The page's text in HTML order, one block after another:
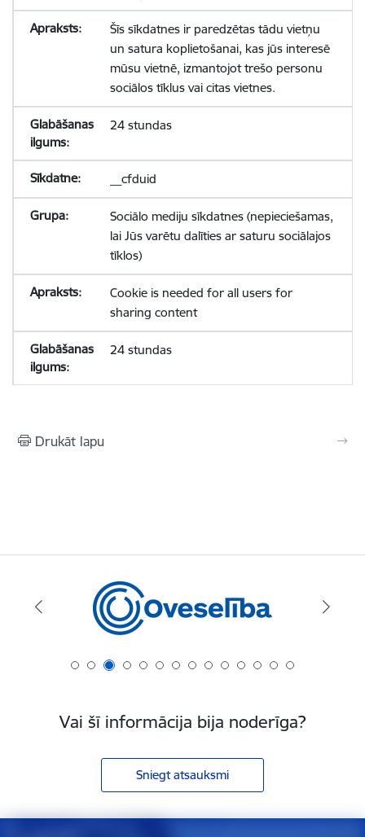
Šīs sīkdatnes ir paredzētas tādu vietņu
un satura koplietošanai, kas jūs interesē
mūsu vietnē, izmantojot trešo personu
sociālos tīklus vai citas vietnes.
24 stundas
__cfduid
Sociālo mediju sīkdatnes (nepieciešamas,
lai Jūs varētu dalīties ar saturu sociālajos
tīklos)
Cookie is needed for all users for
sharing content
24 stundas
Drukāt lapu
Vai šī informācija bija noderīga?
Sniegt atsauksmi